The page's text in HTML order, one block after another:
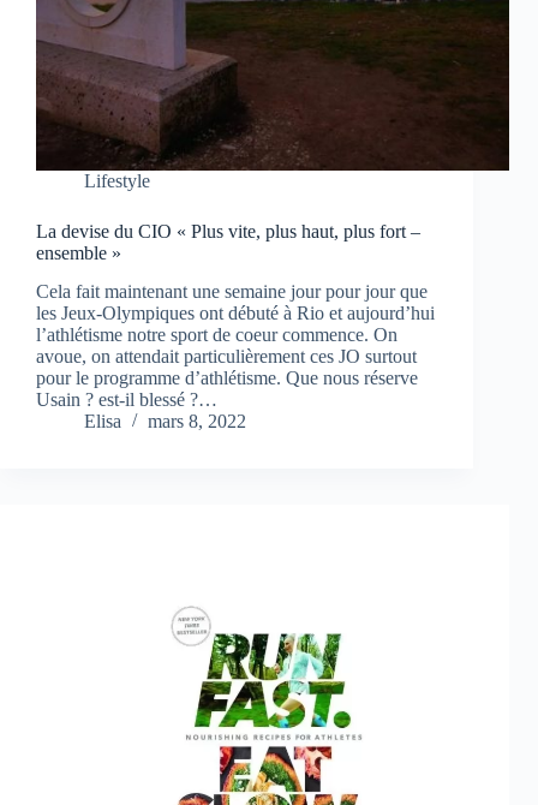
Lifestyle
La devise du CIO « Plus vite, plus haut, plus fort –
ensemble »
Cela fait maintenant une semaine jour pour jour que
les Jeux-Olympiques ont débuté à Rio et aujourd’hui
l’athlétisme notre sport de coeur commence. On
avoue, on attendait particulièrement ces JO surtout
pour le programme d’athlétisme. Que nous réserve
Usain ? est-il blessé ?…
Elisa
mars 8, 2022